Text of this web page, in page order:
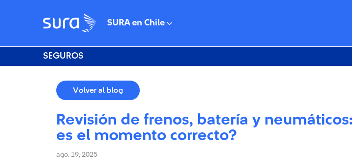
SURA en Chile
SEGUROS
Volver al blog
Revisión de frenos, batería y
es el momento correcto?
ago. 19, 2025